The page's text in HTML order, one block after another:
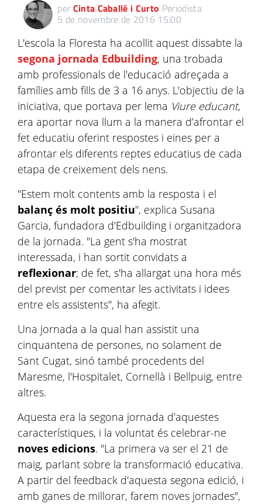
per Cinta Caballé i Curto Periodista
5 de novembre de 2016 15:00
L'escola la Floresta ha acollit aquest dissabte la
segona jornada Edbuilding, una trobada
amb professionals de l'educació adreçada a
famílies amb fills de 3 a 16 anys. L'objectiu de la
iniciativa, que portava per lema Viure educant,
era aportar nova llum a la manera d’afrontar el
fet educatiu oferint respostes i eines per a
afrontar els diferents reptes educatius de cada
etapa de creixement dels nens.
"Estem molt contents amb la resposta i el
balanç és molt positiu", explica Susana
Garcia, fundadora d'Edbuilding i organitzadora
de la jornada. "La gent s'ha mostrat
interessada, i han sortit convidats a
reflexionar; de fet, s'ha allargat una hora més
del previst per comentar les activitats i idees
entre els assistents", ha afegit.
Una jornada a la qual han assistit una
cinquantena de persones, no solament de
Sant Cugat, sinó també procedents del
Maresme, l'Hospitalet, Cornellà i Bellpuig, entre
altres.
Aquesta era la segona jornada d'aquestes
característiques, i la voluntat és celebrar-ne
noves edicions. "La primera va ser el 21 de
maig, parlant sobre la transformació educativa.
A partir del feedback d'aquesta segona edició, i
amb ganes de millorar, farem noves jornades",